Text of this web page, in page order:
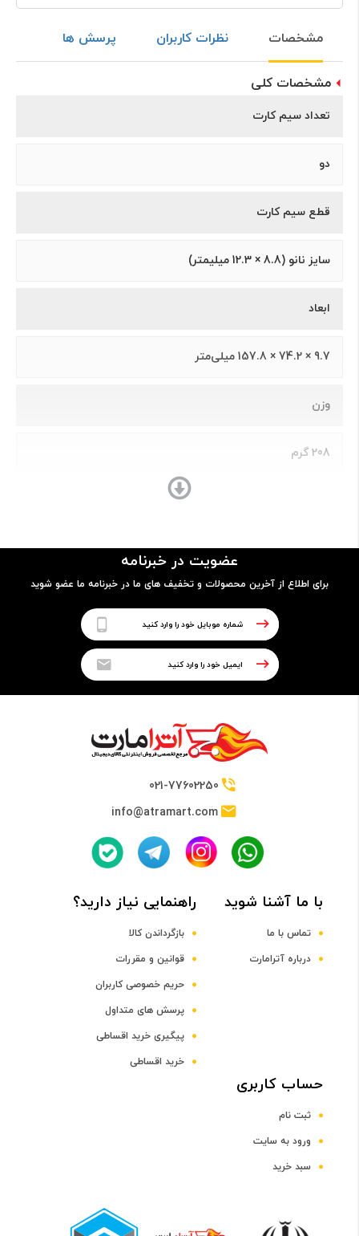
مشخصات نظرات کاربران پرسش ها
مشخصات کلی
تعداد سیم کارت
دو
قطع سیم کارت
سايز نانو (8.8 × 12.3 ميلیمتر)
ابعاد
9.7 × 74.2 × 157.8 میلی‌متر
وزن
208 گرم
- جلو و پشت از شیشه (Gorilla Glass 5)
- فریم از آلومینیوم
64 بیتی
Qualcomm SDM730 Snapdragon 730G (8 nm)
فرکانس پردازنده مرکزی
Adreno 618
صفحه نمایش
عضویت در خبرنامه
برای اطلاع از آخرین محصولات و تخفیف های ما در خبرنامه ما عضو شوید
021-77602250
info@atramart.com
با ما آشنا شوید
تماس با ما
درباره آترامارت
راهنمایی نیاز دارید؟
بازگرداندن کالا
قوانین و مقررات
حریم خصوصی کاربران
پرسش های متداول
پیگیری خرید اقساطی
خرید اقساطی
حساب کاربری
ثبت نام
ورود به سایت
سبد خرید